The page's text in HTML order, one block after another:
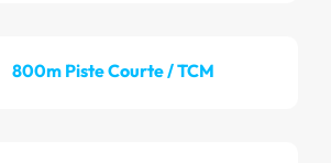
800m Piste Courte / TCM